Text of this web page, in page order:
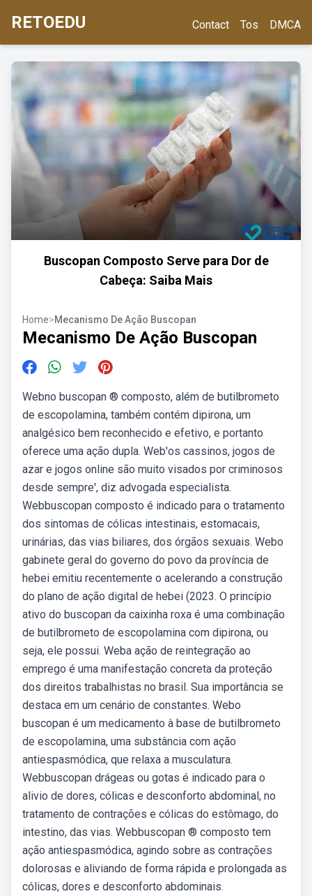
RETOEDU Contact Tos DMCA
Buscopan Composto Serve para Dor de
Cabeça: Saiba Mais
Home>Mecanismo De Ação Buscopan
Mecanismo De Ação Buscopan
Webno buscopan ® composto, além de butilbrometo
de escopolamina, também contém dipirona, um
analgésico bem reconhecido e efetivo, e portanto
oferece uma ação dupla. Web'os cassinos, jogos de
azar e jogos online são muito visados por criminosos
desde sempre', diz advogada especialista.
Webbuscopan composto é indicado para o tratamento
dos sintomas de cólicas intestinais, estomacais,
urinárias, das vias biliares, dos órgãos sexuais. Webo
gabinete geral do governo do povo da província de
hebei emitiu recentemente o acelerando a construção
do plano de ação digital de hebei (2023. O princípio
ativo do buscopan da caixinha roxa é uma combinação
de butilbrometo de escopolamina com dipirona, ou
seja, ele possui. Weba ação de reintegração ao
emprego é uma manifestação concreta da proteção
dos direitos trabalhistas no brasil. Sua importância se
destaca em um cenário de constantes. Webo
buscopan é um medicamento à base de butilbrometo
de escopolamina, uma substância com ação
antiespasmódica, que relaxa a musculatura.
Webbuscopan drágeas ou gotas é indicado para o
alivio de dores, cólicas e desconforto abdominal, no
tratamento de contrações e cólicas do estômago, do
intestino, das vias. Webbuscopan ® composto tem
ação antiespasmódica, agindo sobre as contrações
dolorosas e aliviando de forma rápida e prolongada as
cólicas, dores e desconforto abdominais.